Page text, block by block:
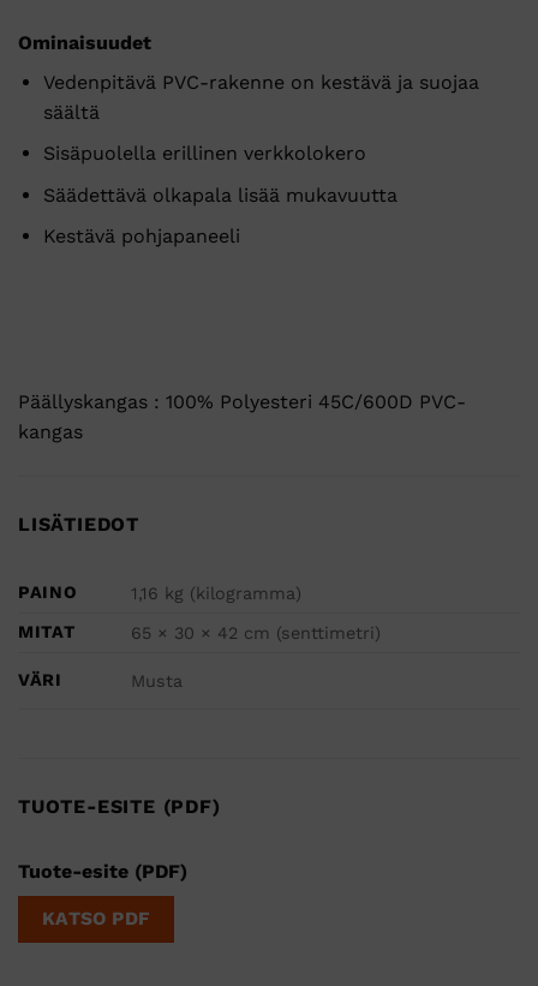
Ominaisuudet
Vedenpitävä PVC-rakenne on kestävä ja suojaa
säältä
Sisäpuolella erillinen verkkolokero
Säädettävä olkapala lisää mukavuutta
Kestävä pohjapaneeli
Päällyskangas : 100% Polyesteri 45C/600D PVC-
kangas
LISÄTIEDOT
PAINO
1,16 kg (kilogramma)
MITAT
65 × 30 × 42 cm (senttimetri)
VÄRI Musta
TUOTE-ESITE (PDF)
Tuote-esite (PDF)
KATSO PDF